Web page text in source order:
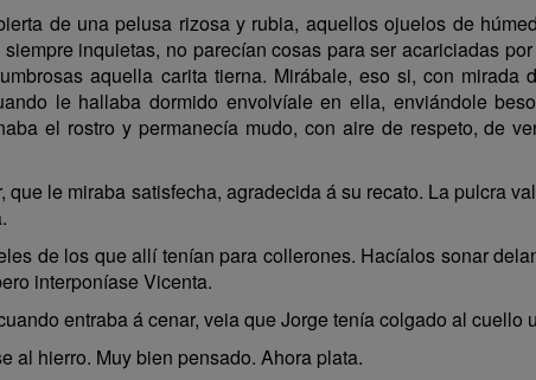
de una pelusa rizosa y rubia, aquellos ojuelos de
inquietas, no parecían cosas para ser acariciadas
aquella carita tierna. Mirábale, eso si, con mirada
le hallaba dormido envolvíale en ella, enviándole
el rostro y permanecía mudo, con aire de respeto, de
le miraba satisfecha, agradecida á su recato. La pulcra
de los que allí tenían para collerones. Hacíalos sonar
interponíase Vicenta.
entraba á cenar, veia que Jorge tenía colgado al cuello
al hierro. Muy bien pensado. Ahora plata.